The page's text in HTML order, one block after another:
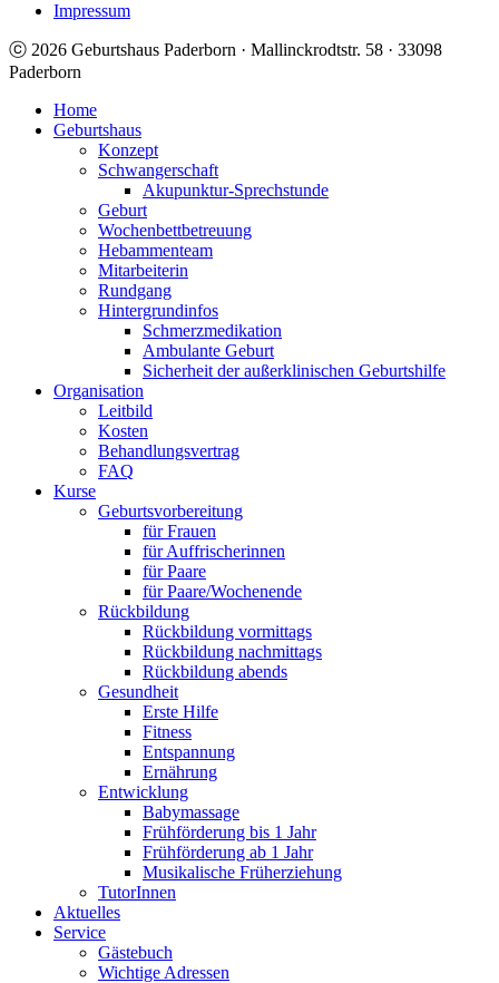
Impressum
ⓒ 2026 Geburtshaus Paderborn · Mallinckrodtstr. 58 · 33098
Paderborn
Home
Geburtshaus
Konzept
Schwangerschaft
Akupunktur-Sprechstunde
Geburt
Wochenbettbetreuung
Hebammenteam
Mitarbeiterin
Rundgang
Hintergrundinfos
Schmerzmedikation
Ambulante Geburt
Sicherheit der außerklinischen Geburtshilfe
Organisation
Leitbild
Kosten
Behandlungsvertrag
FAQ
Kurse
Geburtsvorbereitung
für Frauen
für Auffrischerinnen
für Paare
für Paare/Wochenende
Rückbildung
Rückbildung vormittags
Rückbildung nachmittags
Rückbildung abends
Gesundheit
Erste Hilfe
Fitness
Entspannung
Ernährung
Entwicklung
Babymassage
Frühförderung bis 1 Jahr
Frühförderung ab 1 Jahr
Musikalische Früherziehung
TutorInnen
Aktuelles
Service
Gästebuch
Wichtige Adressen